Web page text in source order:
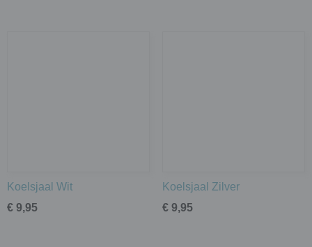
Koelsjaal Wit
€ 9,95
Koelsjaal Zilver
€ 9,95